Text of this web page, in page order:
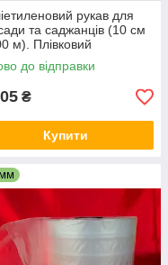
рукав для
та саджанців (10 см
м). Плівковий
до відправки
₴
Купити